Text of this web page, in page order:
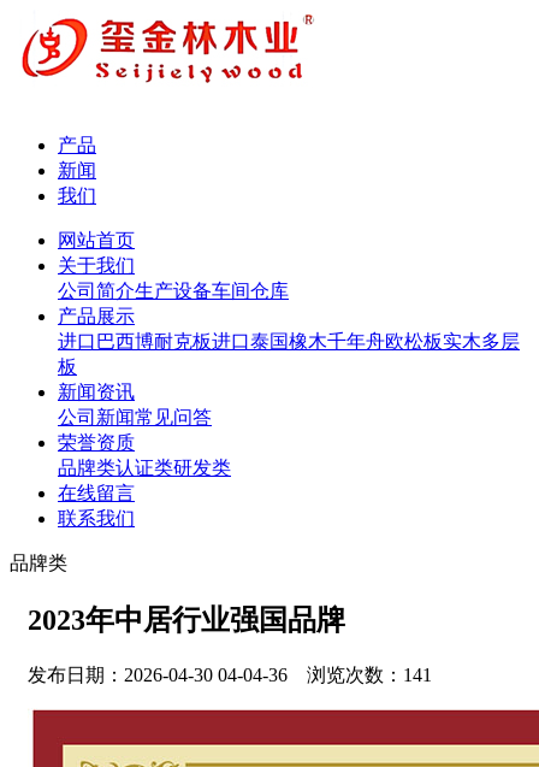
产品
新闻
我们
网站首页
关于我们
公司简介生产设备车间仓库
产品展示
进口巴西博耐克板进口泰国橡木千年舟欧松板实木多层
板
新闻资讯
公司新闻常见问答
荣誉资质
品牌类认证类研发类
在线留言
联系我们
品牌类
2023年中居行业强国品牌
发布日期：2026-04-30 04-04-36 浏览次数：141